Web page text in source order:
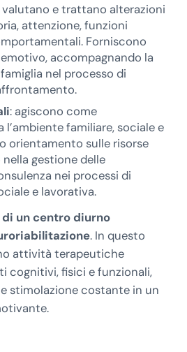
valutano e trattano alterazioni
attenzione, funzioni
Forniscono
accompagnando la
nel processo di
: agiscono come
familiare, sociale e
orientamento sulle risorse
gestione delle
nei processi di
e lavorativa.
un centro diurno
. In questo
attività terapeutiche
cognitivi, fisici e funzionali,
stimolazione costante in un